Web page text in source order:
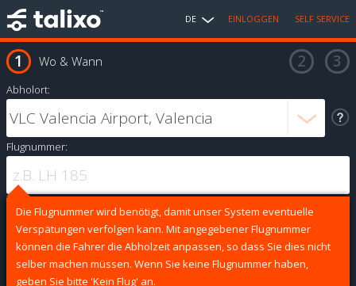
DE EINLOGGEN SELF SERVICE
Wo & Wann
Abholort:
Flugnummer:
Die Flugnummer wird benötigt, damit unser System eventuelle
Verspätungen verfolgen kann. Mit angegebener Flugnummer
können die Fahrer die Abholzeit anpassen, so dass Sie dies nicht
selber machen müssen. Wenn Sie keine Flugnummer haben,
geben Sie bitte 'Kein Flug' an.